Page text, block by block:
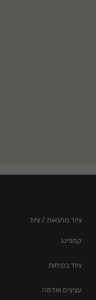
ציוד מחנאות / ציוד
קמפינג
ציוד בטיחות
עציצים ואדמה